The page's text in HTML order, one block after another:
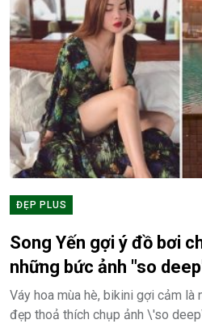
ĐẸP PLUS
Song Yến gợi ý đồ bơi
những bức ảnh "so
Váy hoa mùa hè, bikini gợi cảm là
đẹp thoả thích chụp ảnh \'so